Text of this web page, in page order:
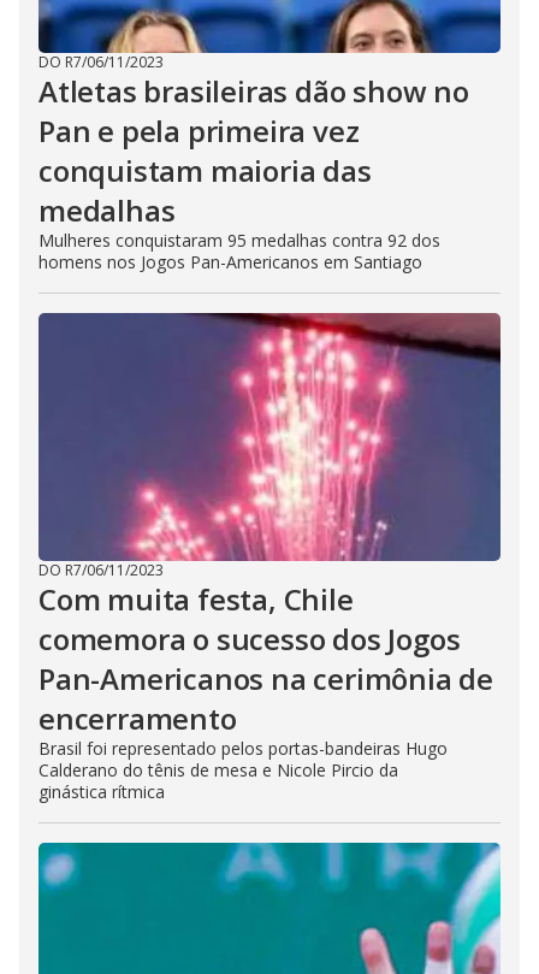
DO R7/06/11/2023
Atletas brasileiras dão show no
Pan e pela primeira vez
conquistam maioria das
medalhas
Mulheres conquistaram 95 medalhas contra 92 dos
homens nos Jogos Pan-Americanos em Santiago
DO R7/06/11/2023
Com muita festa, Chile
comemora o sucesso dos Jogos
Pan-Americanos na cerimônia de
encerramento
Brasil foi representado pelos portas-bandeiras Hugo
Calderano do tênis de mesa e Nicole Pircio da
ginástica rítmica